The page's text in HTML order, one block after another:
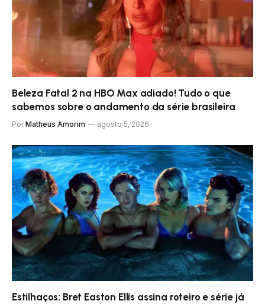
Beleza Fatal 2 na HBO Max adiado! Tudo o que
sabemos sobre o andamento da série brasileira
Por Matheus Amorim agosto 5, 2026
Estilhaços: Bret Easton Ellis assina roteiro e série já